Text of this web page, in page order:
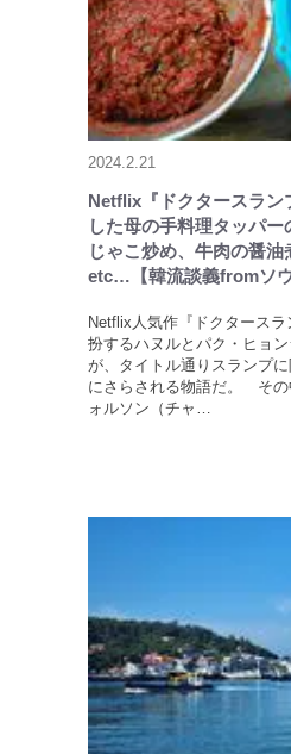
2024.2.21
Netflix『ドクタースラン
した母の手料理タッパ
じゃこ炒め、牛肉の醤
etc…【韓流談義fromソウ
Netflix人気作『ドクタース
扮するハヌルとパク・ヒョ
が、タイトル通りスランプ
にさらされる物語だ。 その
ォルソン（チャ…